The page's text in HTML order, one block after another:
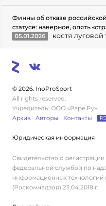
Финны об отказе
статусе: наверное, опять
05.01.2026
костя луговой
© 2026. InoProSport
All rights reserved.
Учредитель: ООО «Раре.Ру»
Архив
Авторы Контакты
Юридическая информация
Свидетельство о
федеральной службой по
информационных
(Роскомнадзор) 23.04.2018 г.